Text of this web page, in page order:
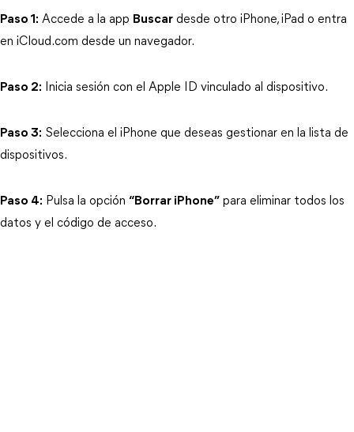
Paso 1: Accede a la app Buscar desde otro iPhone, iPad o entra
en iCloud.com desde un navegador.
Paso 2: Inicia sesión con el Apple ID vinculado al dispositivo.
Paso 3: Selecciona el iPhone que deseas gestionar en la lista de
dispositivos.
Paso 4: Pulsa la opción “Borrar iPhone” para eliminar todos los
datos y el código de acceso.